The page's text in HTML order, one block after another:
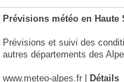
Prévisions météo en Haute
Prévisions et suivi des
autres départements des
www.meteo-alpes.fr Détails